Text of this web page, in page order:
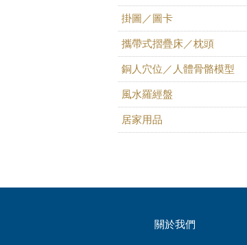
掛圖／圖卡
攜帶式摺疊床／枕頭
銅人穴位／人體骨骼模型
風水羅經盤
居家用品
關於我們